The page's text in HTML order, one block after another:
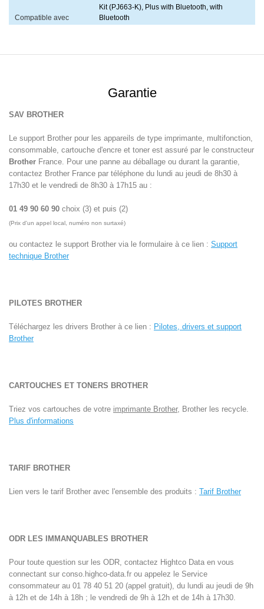
Compatible avec
Kit (PJ663-K), Plus with Bluetooth, with
Bluetooth
Garantie
SAV BROTHER
Le support Brother pour les appareils de type imprimante, multifonction,
consommable, cartouche d'encre et toner est assuré par le constructeur
Brother France. Pour une panne au déballage ou durant la garantie,
contactez Brother France par téléphone du lundi au jeudi de 8h30 à
17h30 et le vendredi de 8h30 à 17h15 au :
01 49 90 60 90 choix (3) et puis (2)
(Prix d'un appel local, numéro non surtaxé)
ou contactez le support Brother via le formulaire à ce lien : Support
technique Brother
PILOTES BROTHER
Téléchargez les drivers Brother à ce lien : Pilotes, drivers et support
Brother
CARTOUCHES ET TONERS BROTHER
Triez vos cartouches de votre imprimante Brother, Brother les recycle.
Plus d'informations
TARIF BROTHER
Lien vers le tarif Brother avec l'ensemble des produits : Tarif Brother
ODR LES IMMANQUABLES BROTHER
Pour toute question sur les ODR, contactez Hightco Data en vous
connectant sur conso.highco-data.fr ou appelez le Service
consommateur au 01 78 40 51 20 (appel gratuit), du lundi au jeudi de 9h
à 12h et de 14h à 18h ; le vendredi de 9h à 12h et de 14h à 17h30.